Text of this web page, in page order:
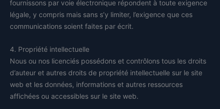
fournissons par voie électronique répondent à toute exigence
légale, y compris mais sans s’y limiter, l’exigence que ces
communications soient faites par écrit.
4. Propriété intellectuelle
Nous ou nos licenciés possédons et contrôlons tous les droits
d’auteur et autres droits de propriété intellectuelle sur le site
web et les données, informations et autres ressources
affichées ou accessibles sur le site web.